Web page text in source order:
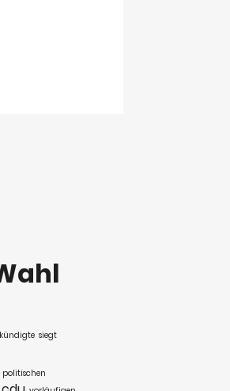
kündigte siegt
politischen